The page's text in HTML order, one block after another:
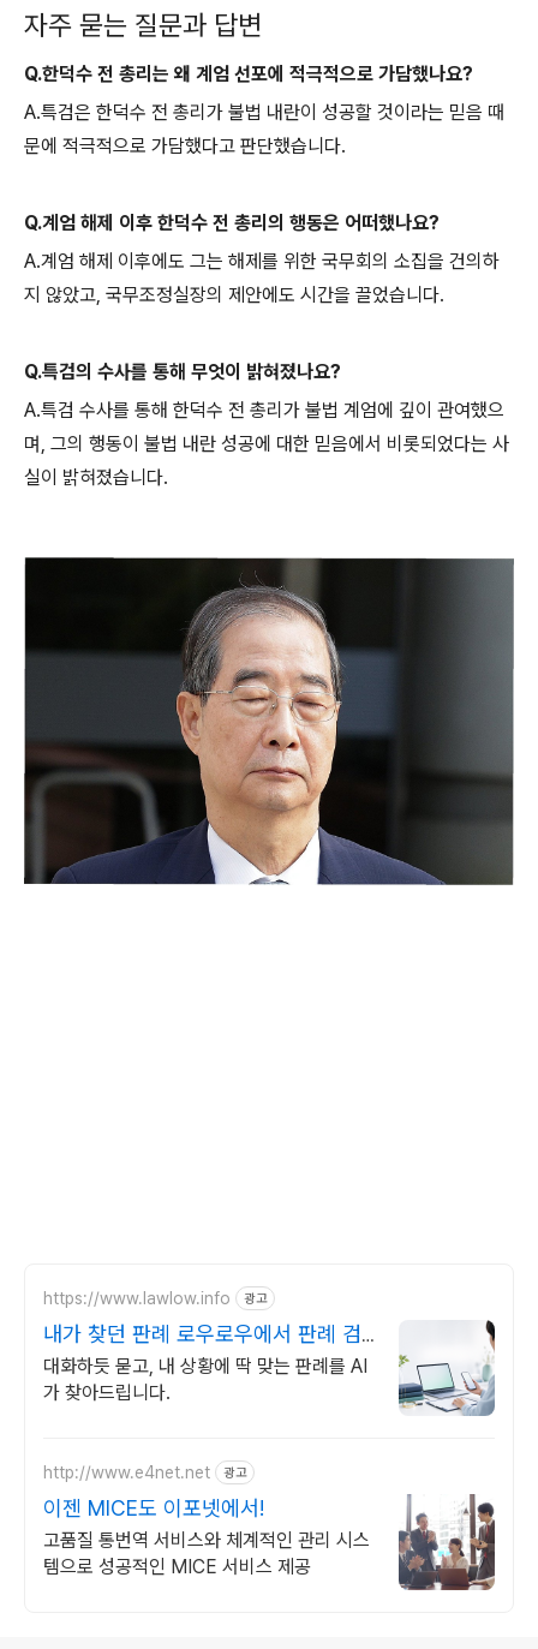
자주 묻는 질문과 답변
Q.한덕수 전 총리는 왜 계엄 선포에 적극적으로 가담했나요?
A.특검은 한덕수 전 총리가 불법 내란이 성공할 것이라는 믿음 때
문에 적극적으로 가담했다고 판단했습니다.
Q.계엄 해제 이후 한덕수 전 총리의 행동은 어떠했나요?
A.계엄 해제 이후에도 그는 해제를 위한 국무회의 소집을 건의하
지 않았고, 국무조정실장의 제안에도 시간을 끌었습니다.
Q.특검의 수사를 통해 무엇이 밝혀졌나요?
A.특검 수사를 통해 한덕수 전 총리가 불법 계엄에 깊이 관여했으
며, 그의 행동이 불법 내란 성공에 대한 믿음에서 비롯되었다는 사
실이 밝혀졌습니다.
https://www.lawlow.info 광고
내가 찾던 판례 로우로우에서 판례 검
색도 AI가 똑똑하게
대화하듯 묻고, 내 상황에 딱 맞는 판례를 AI
가 찾아드립니다.
http://www.e4net.net 광고
이젠 MICE도 이포넷에서!
고품질 통번역 서비스와 체계적인 관리 시스
템으로 성공적인 MICE 서비스 제공